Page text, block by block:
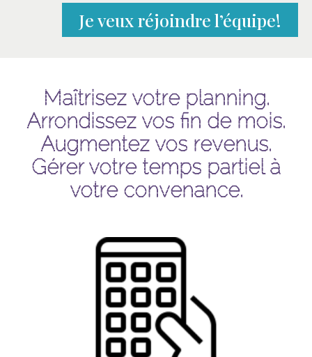
Je veux réjoindre l’équipe!
Maîtrisez votre planning.
Arrondissez vos fin de mois.
Augmentez vos revenus.
Gérer votre temps partiel à
votre convenance.